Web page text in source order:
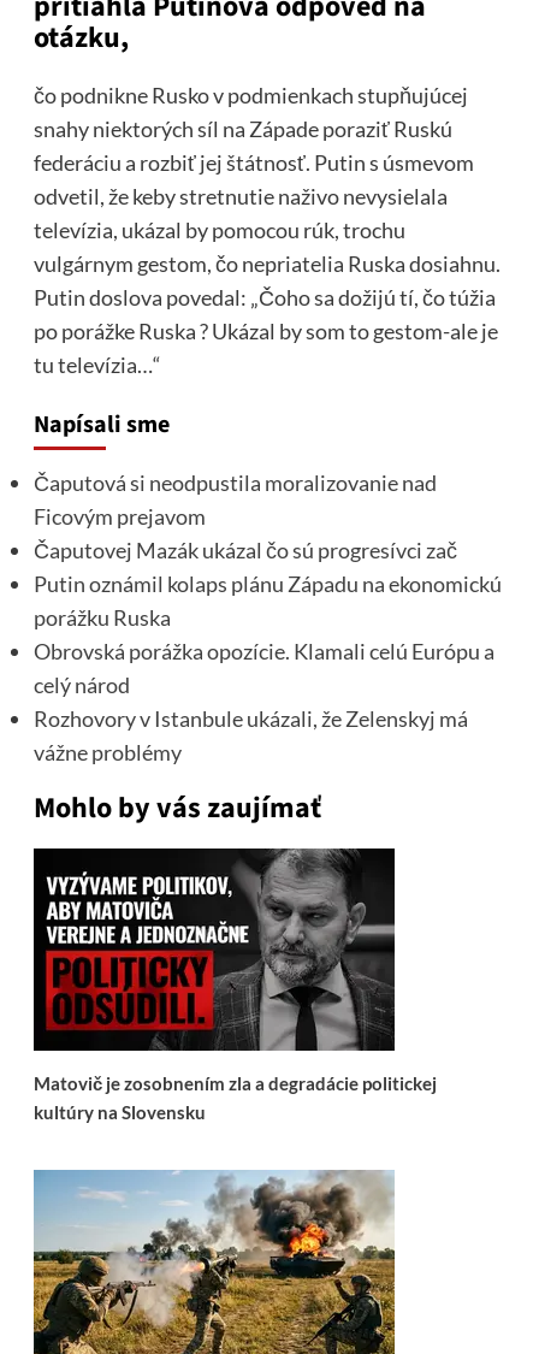
otázku,
čo podnikne Rusko v podmienkach stupňujúcej
snahy niektorých síl na Západe poraziť Ruskú
federáciu a rozbiť jej štátnosť. Putin s úsmevom
odvetil, že keby stretnutie naživo nevysielala
televízia, ukázal by pomocou rúk, trochu
vulgárnym gestom, čo nepriatelia Ruska dosiahnu.
Putin doslova povedal: „Čoho sa dožijú tí, čo túžia
po porážke Ruska ? Ukázal by som to gestom-ale je
tu televízia…“
Napísali sme
Čaputová si neodpustila moralizovanie nad
Ficovým prejavom
Čaputovej Mazák ukázal čo sú progresívci zač
Putin oznámil kolaps plánu Západu na ekonomickú
porážku Ruska
Obrovská porážka opozície. Klamali celú Európu a
celý národ
Rozhovory v Istanbule ukázali, že Zelenskyj má
vážne problémy
Mohlo by vás zaujímať
Matovič je zosobnením zla a degradácie politickej
kultúry na Slovensku